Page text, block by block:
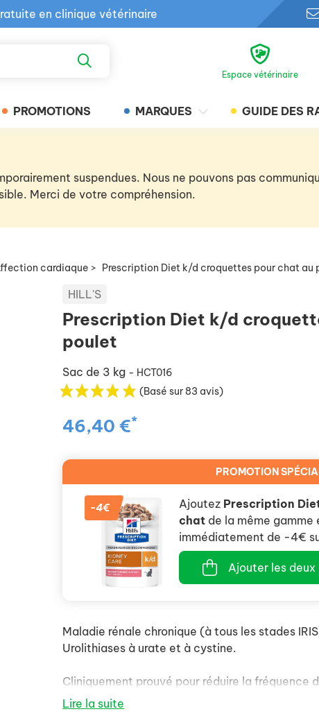
en clinique vétérinaire
produit gratuit en clinique
Espace vétérinaire
PROMOTIONS MARQUES GUIDE DES
suspendues. Nous ne pouvons pas
Merci de votre compréhension.
cardiaque > Prescription Diet k/d croquettes pour chat au
HILL'S
Prescription Diet k/d
poulet
Sac de 3 kg - HCT016
(Basé sur 83 avis)
46,40 €*
PROMOTION
-4€ Ajoutez Prescription
chat de la même
immédiatement de -4€
Ajouter les deux
Maladie rénale chronique (à tous les stades
Urolithiases à urate et à cystine.
Cliniquement prouvé pour réduire la fréquence
la survie des chats atteints d'insuffisance rénale.
Lire la suite